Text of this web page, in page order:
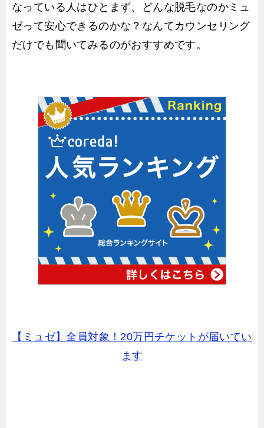
なっている人はひとまず、どんな脱毛なのかミュ
ゼって安心できるのかな？なんてカウンセリング
だけでも聞いてみるのがおすすめです。
【ミュゼ】全員対象！20万円チケットが届いてい
ます